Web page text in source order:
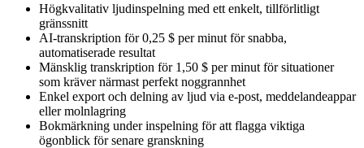
Högkvalitativ ljudinspelning med ett enkelt, tillförlitligt
gränssnitt
AI-transkription för 0,25 $ per minut för snabba,
automatiserade resultat
Mänsklig transkription för 1,50 $ per minut för situationer
som kräver närmast perfekt noggrannhet
Enkel export och delning av ljud via e-post, meddelandeappar
eller molnlagring
Bokmärkning under inspelning för att flagga viktiga
ögonblick för senare granskning